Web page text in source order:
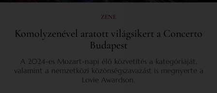
ZENE
Komolyzenével aratott világsikert a Concerto
Budapest
A 2024-es Mozart-napi élő közvetítés a kategóriáját,
valamint a nemzetközi közönségszavazást is megnyerte a
Lovie Awardson.